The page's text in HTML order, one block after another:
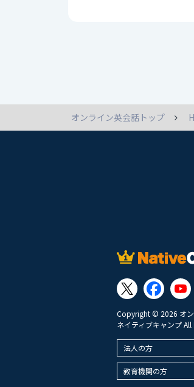
オンライン英会話トップ
Copyright © 2026 オ
ネイティブキャンプ All
法人の方
教育機関の方